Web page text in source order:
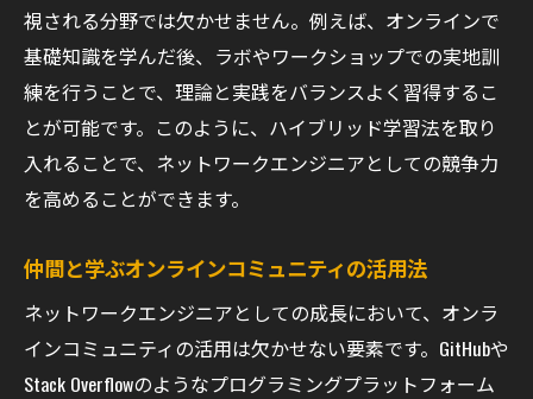
視される分野では欠かせません。例えば、オンラインで
基礎知識を学んだ後、ラボやワークショップでの実地訓
練を行うことで、理論と実践をバランスよく習得するこ
とが可能です。このように、ハイブリッド学習法を取り
入れることで、ネットワークエンジニアとしての競争力
を高めることができます。
仲間と学ぶオンラインコミュニティの活用法
ネットワークエンジニアとしての成長において、オンラ
インコミュニティの活用は欠かせない要素です。GitHubや
Stack Overflowのようなプログラミングプラットフォーム